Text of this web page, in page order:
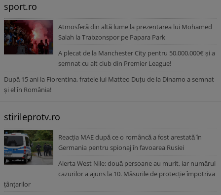
sport.ro
Atmosferă din altă lume la prezentarea lui Mohamed
Salah la Trabzonspor pe Papara Park
A plecat de la Manchester City pentru 50.000.000€ și a
semnat cu alt club din Premier League!
După 15 ani la Fiorentina, fratele lui Matteo Duțu de la Dinamo a semnat
și el în România!
stirileprotv.ro
Reacția MAE după ce o româncă a fost arestată în
Germania pentru spionaj în favoarea Rusiei
Alerta West Nile: două persoane au murit, iar numărul
cazurilor a ajuns la 10. Măsurile de protecție împotriva
țânțarilor